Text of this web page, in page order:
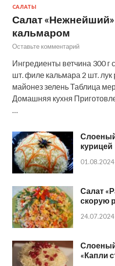
САЛАТЫ
Салат «Нежнейший»
кальмаром
Оставьте комментарий
Ингредиенты ветчина 300 г
шт. филе кальмара 2 шт. лук
майонез зелень Таблица
Домашняя кухня
…
Слоеный
курицей
01.08.2024
Салат
скорую
24.07.2024
«Капли